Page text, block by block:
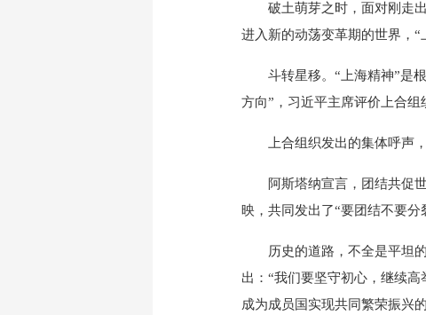
破土萌芽之时，面对刚走出
进入新的动荡变革期的世界，“
斗转星移。“上海精神”是根
方向”，习近平主席评价上合组
上合组织发出的集体呼声，
阿斯塔纳宣言，团结共促世
映，共同发出了“要团结不要分
历史的道路，不全是平坦的
出：“我们要坚守初心，继续
成为成员国实现共同繁荣振兴